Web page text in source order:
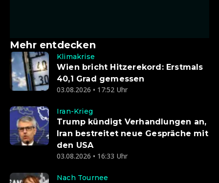
Mehr entdecken
Klimakrise
Wien bricht Hitzerekord: Erstmals
40,1 Grad gemessen
03.08.2026 • 17:52 Uhr
Iran-Krieg
Trump kündigt Verhandlungen an,
Iran bestreitet neue Gespräche mit
den USA
03.08.2026 • 16:33 Uhr
Nach Tournee